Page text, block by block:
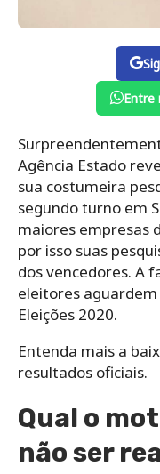
Entre
Agência Estado
sua costumeira
segundo turno em
maiores empresas
por isso suas
dos vencedores. A
eleitores
Eleições 2020.
Entenda mais a
resultados oficiais.
Qual o
não ser